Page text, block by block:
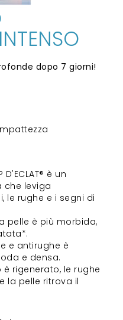
dopo 7 giorni!
è un
leviga
le rughe e i segni di
pelle è più morbida,
e antirughe è
e densa.
rigenerato, le rughe
la pelle ritrova il